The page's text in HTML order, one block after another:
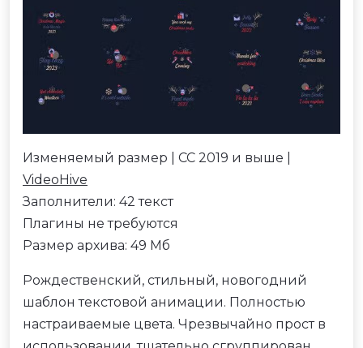
Изменяемый размер | CC 2019 и выше |
VideoHive
Заполнители: 42 текст
Плагины не требуются
Размер архива: 49 Мб
Рождественский, стильный, новогодний
шаблон текстовой анимации. Полностью
настраиваемые цвета. Чрезвычайно прост в